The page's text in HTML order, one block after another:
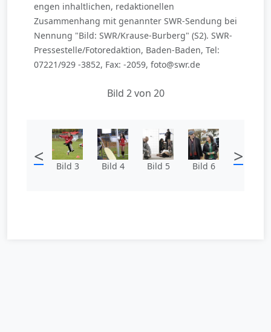
engen inhaltlichen, redaktionellen
Zusammenhang mit genannter SWR-Sendung bei
Nennung "Bild: SWR/Krause-Burberg" (S2). SWR-
Pressestelle/Fotoredaktion, Baden-Baden, Tel:
07221/929 -3852, Fax: -2059, foto@swr.de
Bild 2 von 20
< Bild 3 Bild 4 Bild 5 Bild 6 >